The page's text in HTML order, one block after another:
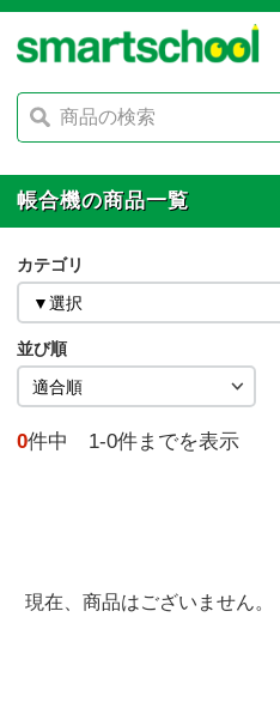
帳合機の商品一覧
カテゴリ
並び順
0件中 1-0件までを表示
現在、商品はございません。